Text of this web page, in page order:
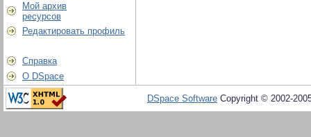
Мой архив
ресурсов
Редактировать профиль
Справка
О DSpace
DSpace Software Copyright © 2002-